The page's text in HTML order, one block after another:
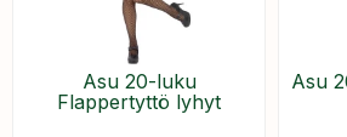
Asu 20-luku
Flappertyttö lyhyt
Asu